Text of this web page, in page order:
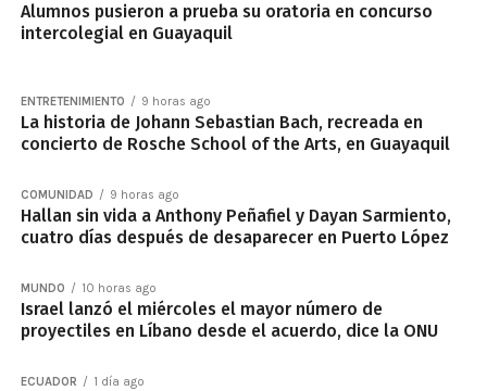
Alumnos pusieron a prueba su oratoria en concurso
intercolegial en Guayaquil
ENTRETENIMIENTO 9 horas ago
La historia de Johann Sebastian Bach, recreada en
concierto de Rosche School of the Arts, en Guayaquil
COMUNIDAD 9 horas ago
Hallan sin vida a Anthony Peñafiel y Dayan Sarmiento,
cuatro días después de desaparecer en Puerto López
MUNDO 10 horas ago
Israel lanzó el miércoles el mayor número de
proyectiles en Líbano desde el acuerdo, dice la ONU
ECUADOR 1 día ago